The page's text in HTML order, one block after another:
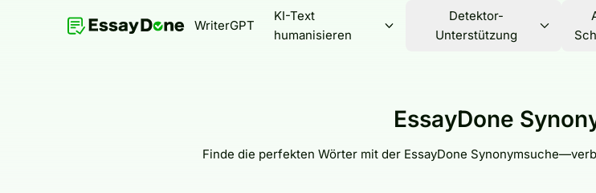
WriterGPT
KI-Text
humanisieren
Detektor-
Unterstützung
EssayDone
Finde die perfekten Wörter mit der EssayDone